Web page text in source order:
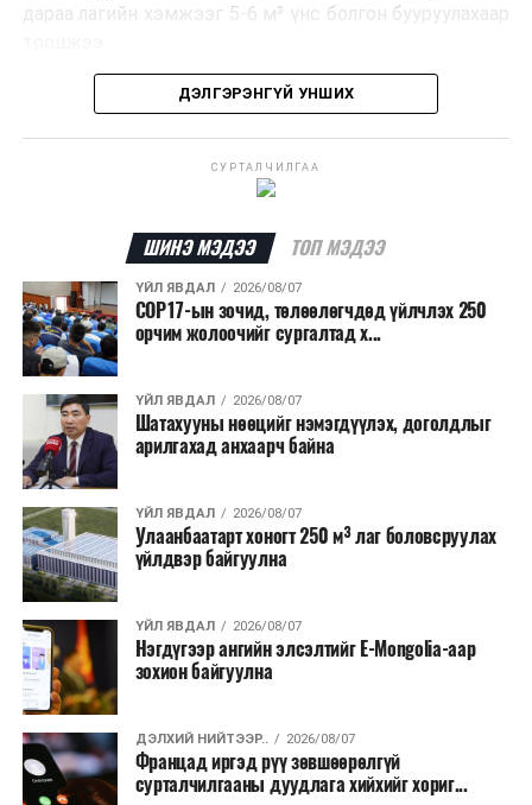
дараа лагийн хэмжээг 5-6 м³ үнс болгон бууруулахаар
Төслийн техник, эдийн засгийн үндэслэлийг
магадлалын ерөнхий дүгнэлтээр баталгаажуулсан
Мөн Нийслэлийн иргэдийн Төлөөлөгчдийн Хурлын
2025 оны 25/01 дүгээр тогтоолоор баталсан “Төр,
хувийн хэвшлийн түншлэлээр нийслэлд хэрэгжүүлэх
төслийн жагсаалт”-д лаг хатааж, шатаах үйлдвэр
барих төслийг төр, хувийн хэвшлийн түншлэлийн
хэлбэрээр хэрэгжүүлэхээр тусгажээ.
Лаг хатаах, шатаах технологи нь бохир ус цэвэрлэх
байгууламжаас гардаг лагийг байгаль орчинд аюулгүй
аргаар боловсруулж, эзлэхүүнийг эрс бууруулах
зориулалттай. Лагийг өндөр температурт шатааснаар
эзлэхүүн нь 90 хүртэл хувиар буурч, бактери, вирус
болон бусад өвчин үүсгэгч бичил биетнийг устгах
боломжтой.
Түүнчлэн шаталтын явцад үүсэх дулааныг цахилгаан
болон дулааны эрчим хүч үйлдвэрлэхэд ашиглаж
болдог. Зарим технологийн хувьд шаталтын дараа
үлдэх үнснээс фосфор зэрэг ашигт эрдсийг сэргээн
авах боломжтой аж.
ДЭЛГЭРЭНГҮЙ УНШИХ
СУРТАЛЧИЛГАА
ШИНЭ МЭДЭЭ ТОП МЭДЭЭ
ҮЙЛ ЯВДАЛ 2026/08/07
COP17-ын зочид, төлөөлөгчдөд үйлчлэх 250
орчим жолоочийг сургалтад х...
ҮЙЛ ЯВДАЛ 2026/08/07
Шатахууны нөөцийг нэмэгдүүлэх, доголдлыг
арилгахад анхаарч байна
ҮЙЛ ЯВДАЛ 2026/08/07
Улаанбаатарт хоногт 250 м³ лаг боловсруулах
үйлдвэр байгуулна
ҮЙЛ ЯВДАЛ 2026/08/07
Нэгдүгээр ангийн элсэлтийг E-Mongolia-аар
зохион байгуулна
ДЭЛХИЙ НИЙТЭЭР.. 2026/08/07
Францад иргэд рүү зөвшөөрөлгүй
сурталчилгааны дуудлага хийхийг хориг...